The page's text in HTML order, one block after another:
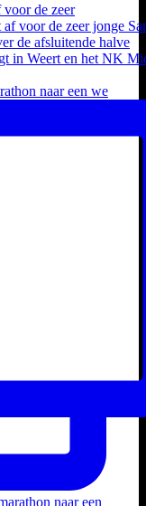
de zeer
naar een we